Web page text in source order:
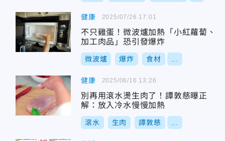
健康
不只雞蛋！微波爐加熱「小紅蘿蔔、
加工肉品」恐引發爆炸
微波爐 爆炸 食材
2025/07/26 17:01
健康
別再用滾水燙生肉了！譚敦慈曝正
解：放入冷水慢慢加熱
滾水 生肉 譚敦慈
2025/06/16 13:26